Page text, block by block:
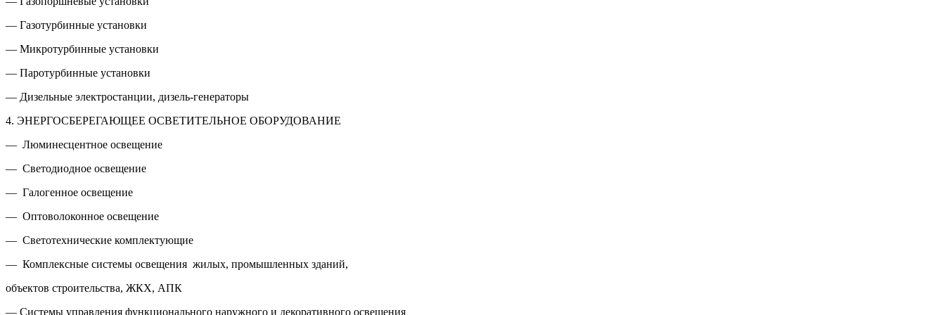
— Газотурбинные установки
— Микротурбинные установки
— Паротурбинные установки
— Дизельные электростанции, дизель-генераторы
4. ЭНЕРГОСБЕРЕГАЮЩЕЕ ОСВЕТИТЕЛЬНОЕ ОБОРУДОВАНИЕ
— Люминесцентное освещение
— Светодиодное освещение
— Галогенное освещение
— Оптоволоконное освещение
— Cветотехнические комплектующие
— Комплексные системы освещения жилых, промышленных зданий,
объектов строительства, ЖКХ, АПК
— Системы управления функционального наружного и декоративного освещения